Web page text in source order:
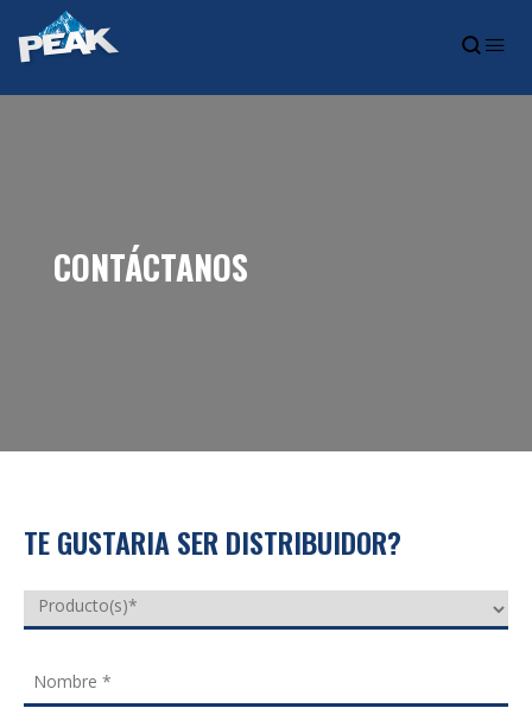
CONTÁCTANOS
TE GUSTARIA SER DISTRIBUIDOR?